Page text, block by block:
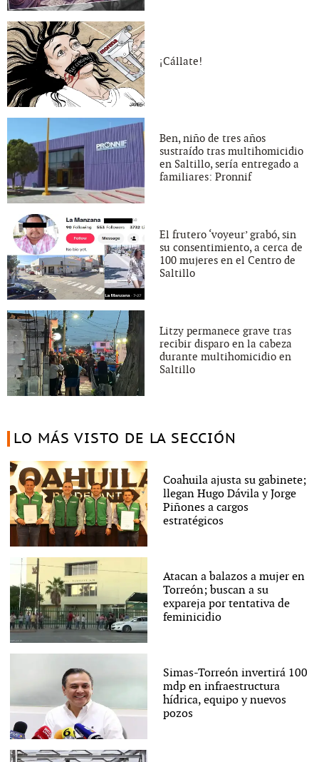
¡Cállate!
Ben, niño de tres años
sustraído tras multihomicidio
en Saltillo, sería entregado a
familiares: Pronnif
El frutero ‘voyeur’ grabó, sin
su consentimiento, a cerca de
100 mujeres en el Centro de
Saltillo
Litzy permanece grave tras
recibir disparo en la cabeza
durante multihomicidio en
Saltillo
LO MÁS VISTO DE LA SECCIÓN
Coahuila ajusta su gabinete;
llegan Hugo Dávila y Jorge
Piñones a cargos
estratégicos
Atacan a balazos a mujer en
Torreón; buscan a su
expareja por tentativa de
feminicidio
Simas-Torreón invertirá 100
mdp en infraestructura
hídrica, equipo y nuevos
pozos